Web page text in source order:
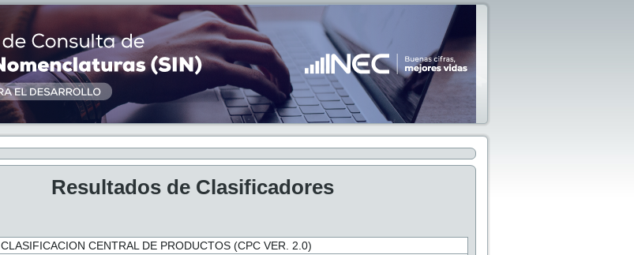
Resultados de Clasificadores
CLASIFICACION CENTRAL DE PRODUCTOS (CPC VER. 2.0)